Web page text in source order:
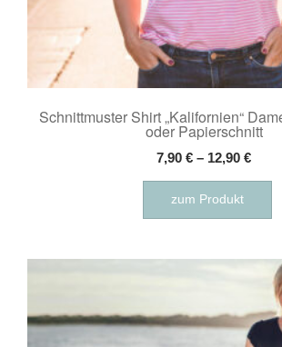
Schnittmuster Shirt „Kalifornien“
oder Papierschnitt
7,90 € – 12,90 €
zum Produkt